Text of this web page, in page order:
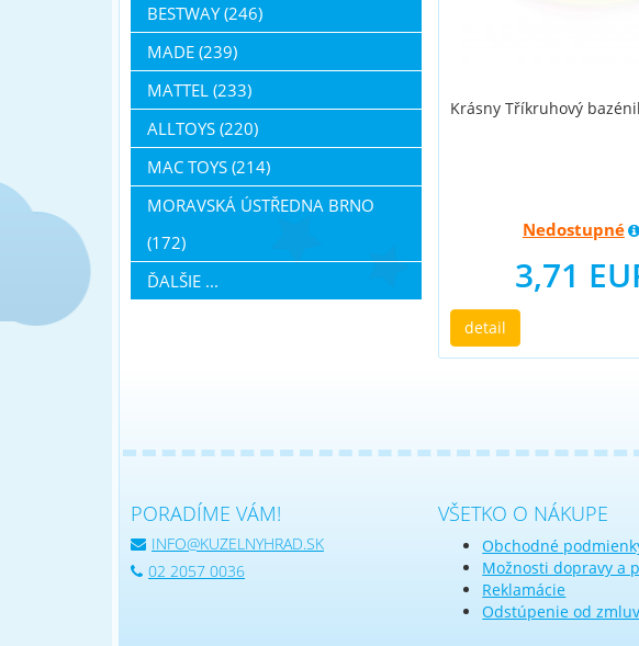
Krásny Tříkruhový
Nedostupné
3,71
detail
BESTWAY (246)
MADE (239)
MATTEL (233)
ALLTOYS (220)
MAC TOYS (214)
MORAVSKÁ ÚSTŘEDNA BRNO
(172)
ĎALŠIE ...
PORADÍME VÁM!
INFO@KUZELNYHRAD.SK
02 2057 0036
VŠETKO O NÁKUPE
Obchodné
Možnosti dopravy a
Reklamácie
Odstúpenie od